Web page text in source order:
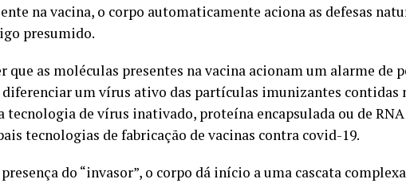
na vacina, o corpo automaticamente aciona as defesas
presumido.
que as moléculas presentes na vacina acionam um alarme de
diferenciar um vírus ativo das partículas imunizantes contidas
tecnologia de vírus inativado, proteína encapsulada ou de
tecnologias de fabricação de vacinas contra covid-19.
do “invasor”, o corpo dá início a uma cascata